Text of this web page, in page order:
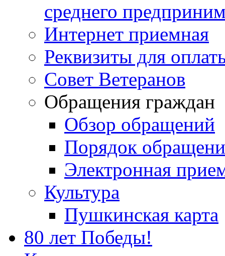
среднего
Интернет приемная
Реквизиты для
Совет Ветеранов
Обращения граждан
Обзор обращений
Порядок
Электронная
Культура
Пушкинская карта
80 лет Победы!